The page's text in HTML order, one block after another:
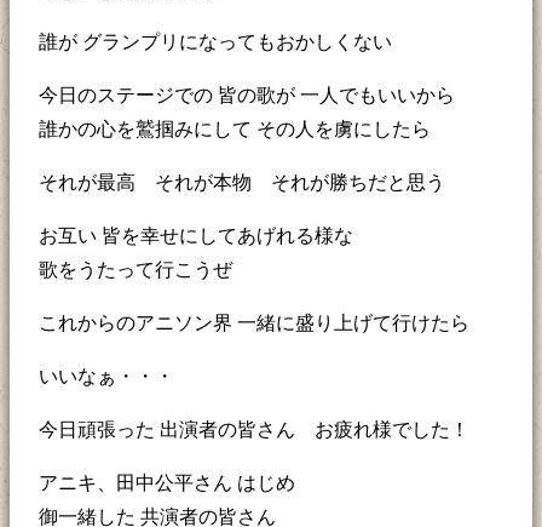
誰が グランプリになってもおかしくない
今日のステージでの 皆の歌が 一人でもいいから
誰かの心を鷲掴みにして その人を虜にしたら
それが最高 それが本物 それが勝ちだと思う
お互い 皆を幸せにしてあげれる様な
歌をうたって行こうぜ
これからのアニソン界 一緒に盛り上げて行けたら
いいなぁ・・・
今日頑張った 出演者の皆さん お疲れ様でした！
アニキ、田中公平さん はじめ
御一緒した 共演者の皆さん